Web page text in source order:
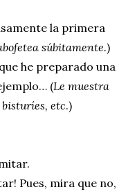
la primera
súbitamente.)
he preparado una
(Le muestra
etc.)
Pues, mira que no,